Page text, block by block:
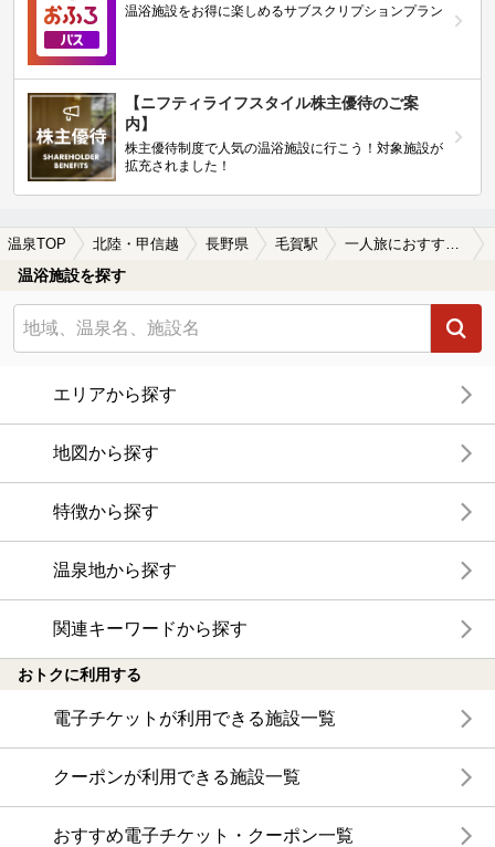
温浴施設をお得に楽しめるサブスクリプションプラン
【ニフティライフスタイル株主優待のご案
内】
株主優待制度で人気の温浴施設に行こう！対象施設が
拡充されました！
温泉TOP 北陸・甲信越 長野県 毛賀駅 一人旅におすすめの毛賀駅近くの温泉、日帰り温泉、スーパー銭湯おすすめ
温浴施設を探す
エリアから探す
地図から探す
特徴から探す
温泉地から探す
関連キーワードから探す
おトクに利用する
電子チケットが利用できる施設一覧
クーポンが利用できる施設一覧
おすすめ電子チケット・クーポン一覧